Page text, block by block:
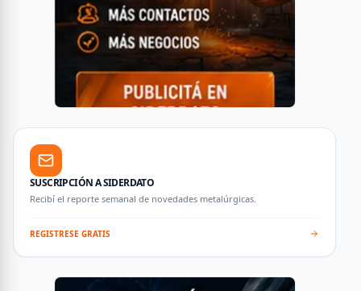
SUSCRIPCIÓN A SIDERDATO
Recibí el reporte semanal de novedades metalúrgicas.
REGISTRESE GRATIS